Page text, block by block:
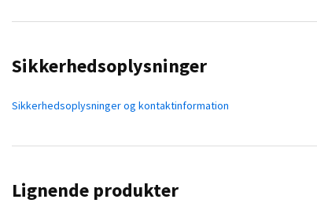
Sikkerhedsoplysninger
Sikkerhedsoplysninger og kontaktinformation
Lignende produkter